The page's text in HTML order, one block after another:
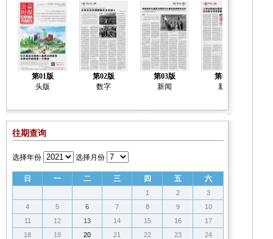
第01版
头版
第02版
数字
第03版
新闻
第04版
新闻
往期查询
选择年份 选择月份
日 一 二 三 四 五 六
1 2
3
4
5 6 7 8 9
10
11
12 13 14 15 16
17
18
19 20 21 22 23
24